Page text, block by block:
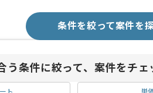
条件を絞って案件を
う条件に絞って、案件をチェ